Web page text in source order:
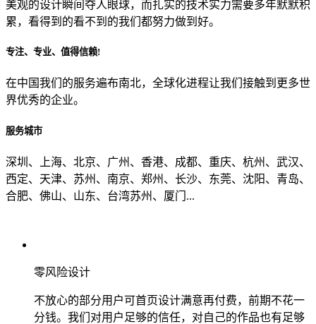
目前主要的营销渠道是？
美观的设计瞬间夺人眼球，而扎实的技术实力需要多年默默积
累，看得到的看不到的我们都努力做到好。
专注、专业、值得信赖!
在中国我们的服务遍布南北，全球化进程让我们接触到更多世
界优秀的企业。
服务城市
深圳、上海、北京、广州、香港、成都、重庆、杭州、武汉、
西定、天津、苏州、南京、郑州、长沙、东莞、沈阳、青岛、
合肥、佛山、山东、台湾苏州、厦门...
零风险设计
不放心的部分用户可首页设计满意再付费，前期不花一
分钱。我们对用户足够的信任，对自己的作品也有足够